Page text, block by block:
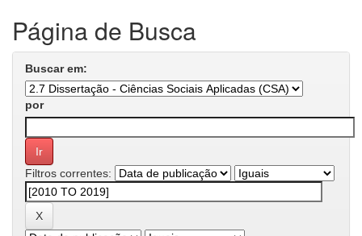
Página de Busca
Buscar em:
por
Filtros correntes: